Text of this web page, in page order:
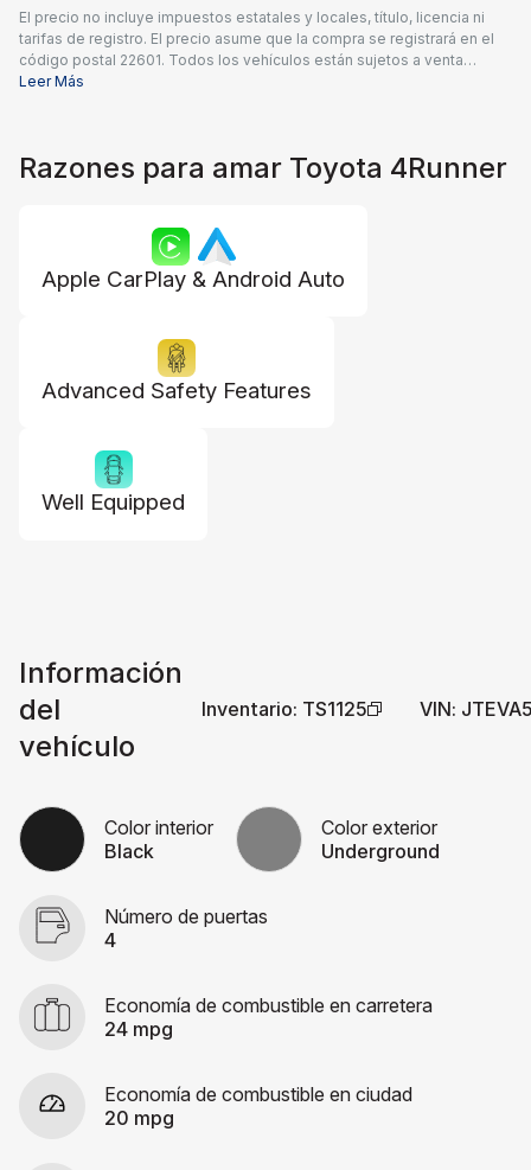
El precio no incluye impuestos estatales y locales, título, licencia ni
tarifas de registro. El precio asume que la compra se registrará en el
código postal 22601. Todos los vehículos están sujetos a venta
previa. Los precios incluyen una tarifa de documentación del
compatibles con ofertas especiales de financiamiento. Los precios
reales del concesionario pueden variar.
Leer Más
Razones para amar Toyota 4Runner
Apple CarPlay & Android Auto
Advanced Safety Features
Well Equipped
Información
del
vehículo
Inventario: TS1125 VIN:
Color interior
Black
Color exterior
Underground
Número de puertas
4
Economía de combustible en carretera
24 mpg
Economía de combustible en ciudad
20 mpg